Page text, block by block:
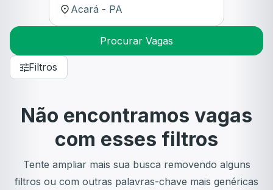
Procurar Vagas
Filtros
Não encontramos vagas
com esses filtros
Tente ampliar mais sua busca removendo alguns
filtros ou com outras palavras-chave mais genéricas